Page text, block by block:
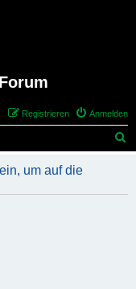
Anmelden
Registrieren
h
um auf die